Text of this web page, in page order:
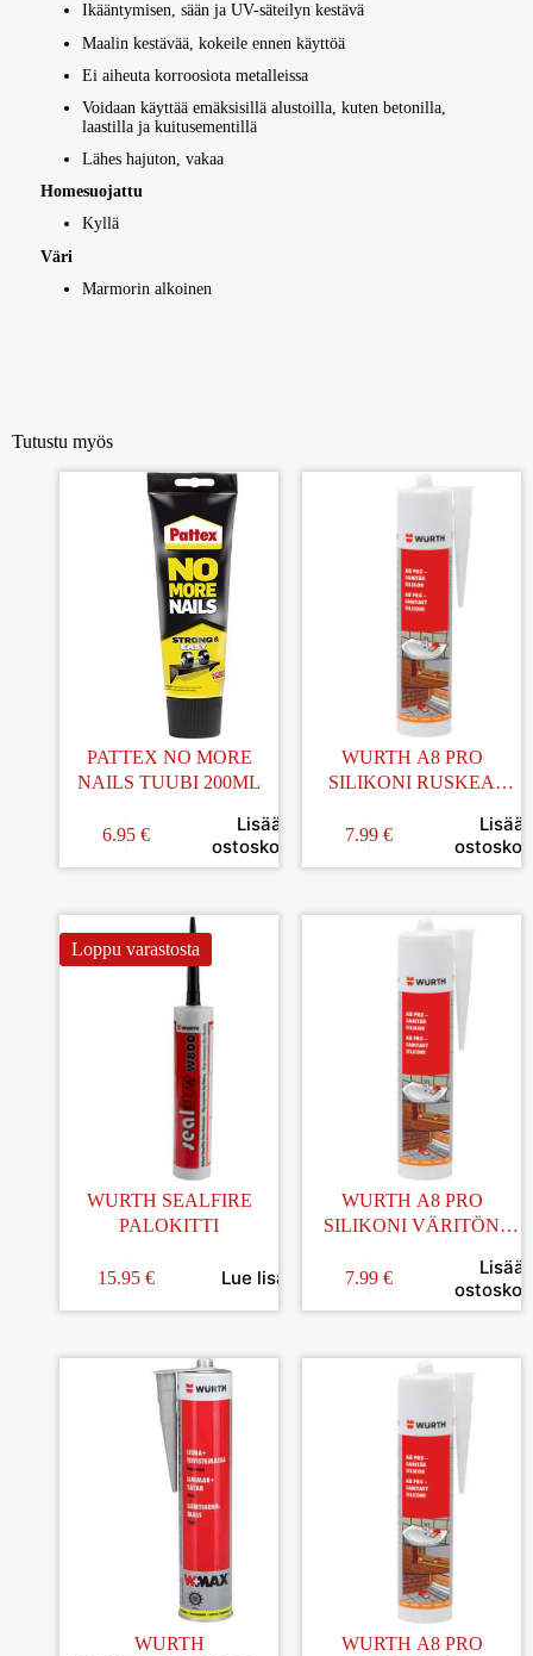
Ikääntymisen, sään ja UV-säteilyn kestävä
Maalin kestävää, kokeile ennen käyttöä
Ei aiheuta korroosiota metalleissa
Voidaan käyttää emäksisillä alustoilla, kuten betonilla,
laastilla ja kuitusementillä
Lähes hajuton, vakaa
Homesuojattu
Kyllä
Väri
Marmorin alkoinen
Tutustu myös
PATTEX NO MORE
NAILS TUUBI 200ML
6.95 €
Lisää
ostoskoriin
WURTH A8 PRO
SILIKONI RUSKEA
7.99 €
Lisää
Loppu varastosta
WURTH SEALFIRE
PALOKITTI
15.95 € Lue lisää
WURTH A8 PRO
SILIKONI VÄRITÖN
7.99 €
Lisää
WURTH
WURTH A8 PRO